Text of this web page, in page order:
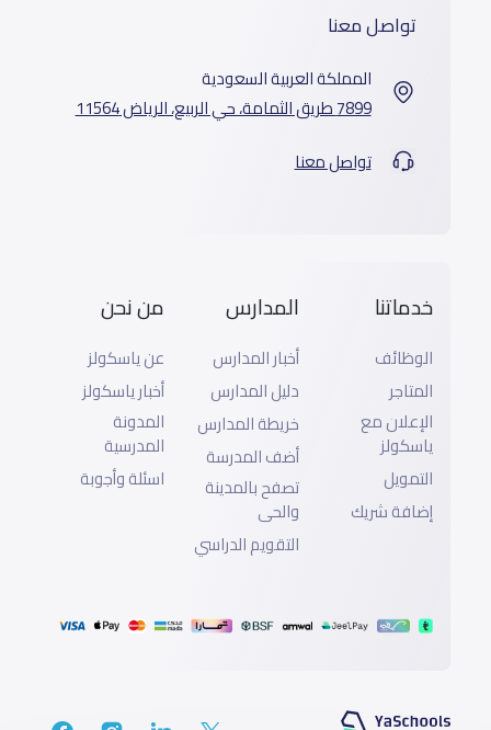
تواصل معنا
المملكة العربية السعودية
7899 طريق الثمامة، حي الربيع، الرياض 11564
تواصل معنا
خدماتنا
الوظائف
المتاجر
الإعلان مع
ياسكولز
التمويل
إضافة شريك
المدارس
أخبار المدارس
دليل المدارس
خريطة المدارس
أضف المدرسة
تصفح بالمدينة
والحى
التقويم الدراسي
من نحن
عن ياسكولز
أخبار ياسكولز
المدونة
المدرسية
اسئلة وأجوبة